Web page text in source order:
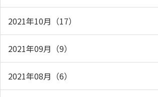
2021年10月（17）
2021年09月（9）
2021年08月（6）